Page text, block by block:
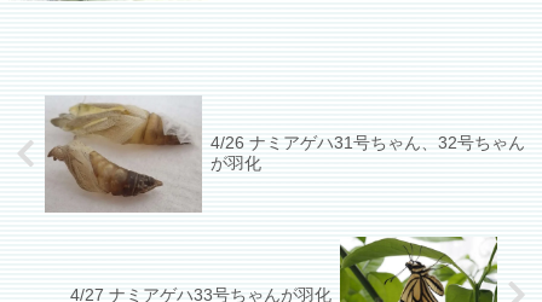
4/26 ナミアゲハ31号ちゃん、32号ちゃん
が羽化
4/27 ナミアゲハ33号ちゃんが羽化